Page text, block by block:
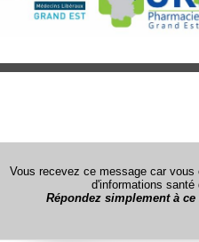
Vous recevez ce message car
d'informations
Répondez simplement à